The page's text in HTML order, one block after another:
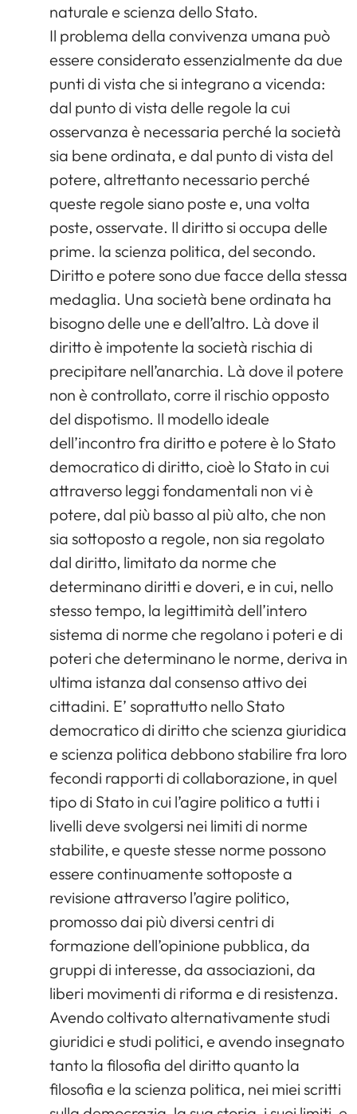
naturale e scienza dello Stato.
Il problema della convivenza umana può
essere considerato essenzialmente da due
punti di vista che si integrano a vicenda:
dal punto di vista delle regole la cui
osservanza è necessaria perché la società
sia bene ordinata, e dal punto di vista del
potere, altrettanto necessario perché
queste regole siano poste e, una volta
poste, osservate. Il diritto si occupa delle
prime. la scienza politica, del secondo.
Diritto e potere sono due facce della stessa
medaglia. Una società bene ordinata ha
bisogno delle une e dell’altro. Là dove il
diritto è impotente la società rischia di
precipitare nell’anarchia. Là dove il potere
non è controllato, corre il rischio opposto
del dispotismo. Il modello ideale
dell’incontro fra diritto e potere è lo Stato
democratico di diritto, cioè lo Stato in cui
attraverso leggi fondamentali non vi è
potere, dal più basso al più alto, che non
sia sottoposto a regole, non sia regolato
dal diritto, limitato da norme che
determinano diritti e doveri, e in cui, nello
stesso tempo, la legittimità dell’intero
sistema di norme che regolano i poteri e di
poteri che determinano le norme, deriva in
ultima istanza dal consenso attivo dei
cittadini. E’ soprattutto nello Stato
democratico di diritto che scienza giuridica
e scienza politica debbono stabilire fra loro
fecondi rapporti di collaborazione, in quel
tipo di Stato in cui l’agire politico a tutti i
livelli deve svolgersi nei limiti di norme
stabilite, e queste stesse norme possono
essere continuamente sottoposte a
revisione attraverso l’agire politico,
promosso dai più diversi centri di
formazione dell’opinione pubblica, da
gruppi di interesse, da associazioni, da
liberi movimenti di riforma e di resistenza.
Avendo coltivato alternativamente studi
giuridici e studi politici, e avendo insegnato
tanto la filosofia del diritto quanto la
filosofia e la scienza politica, nei miei scritti